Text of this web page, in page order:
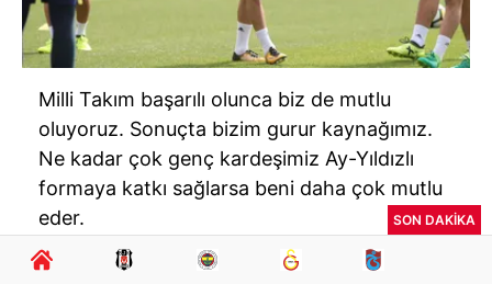
Milli Takım başarılı olunca biz de mutlu
oluyoruz. Sonuçta bizim gurur kaynağımız.
Ne kadar çok genç kardeşimiz Ay-Yıldızlı
formaya katkı sağlarsa beni daha çok mutlu
eder.
SON DAKİKA